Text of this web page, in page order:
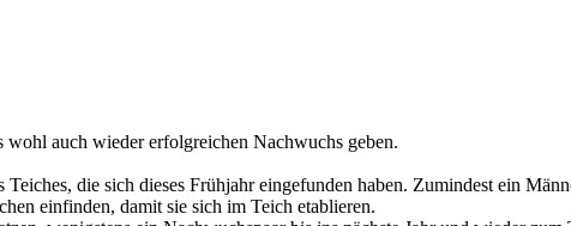
auch wieder erfolgreichen Nachwuchs geben.
die sich dieses Frühjahr eingefunden haben. Zumindest ein
einfinden, damit sie sich im Teich etablieren.